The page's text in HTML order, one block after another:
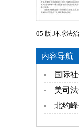
05 版:环球法治
内容导航
国际
美司
北约